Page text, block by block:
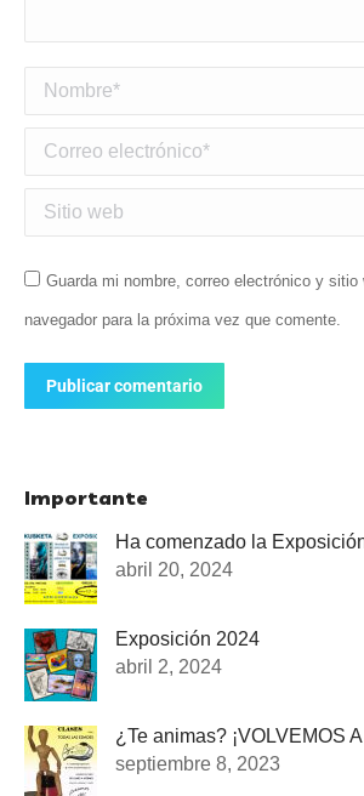
Nombre *
Correo electrónico *
Sitio web
Guarda mi nombre, correo electrónico y sitio
navegador para la próxima vez que comente.
Publicar comentario
Importante
Ha comenzado la
abril 20, 2024
Exposición 2024
abril 2, 2024
¿Te animas? ¡VOLVEMOS
septiembre 8, 2023